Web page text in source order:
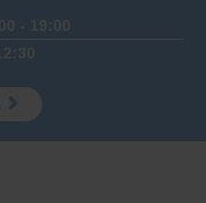
- 19:00
